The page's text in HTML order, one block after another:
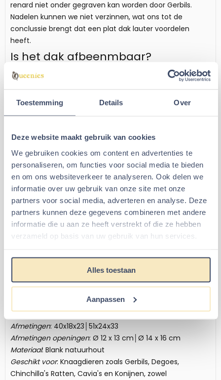
Toestemming Details Over
Deze website maakt gebruik van cookies
We gebruiken cookies om content en advertenties te
personaliseren, om functies voor social media te bieden
en om ons websiteverkeer te analyseren. Ook delen we
informatie over uw gebruik van onze site met onze
partners voor social media, adverteren en analyse. Deze
partners kunnen deze gegevens combineren met andere
informatie die u aan ze heeft verstrekt of die ze hebben
verzameld op basis van uw gebruik van hun services.
Alles toestaan
Aanpassen
renard niet onder gegraven kan worden door Gerbils.
Nadelen kunnen we niet verzinnen, wat ons tot de
conclussie brengt dat een plat dak lauter voordelen
heeft.
Is het dak afbeenmbaar?
Ook huisje Bent heeft een afneembaar dak die er
anders als het huisje volledig demontabel is natuurlijk. Het
of alles daar binnen nog goed gaat. In onze Gerbilfokkerij
controleren of de geboren pups nog in goede gezondheid
verkeren. Bij andere huisjes die geen afneembaar dak
hebben zal het hele huisje opgetild moeten worden. Dit
zorgt dan voor de nodige stress.
Wanneer u helemaal geen dieren fokt is het ook erg leuk
om een huisje te hebben met een afneembaar dak.
Want ook dan kunt u even stiekem koekeloeren als u
maar ook om te zien hoe een prachtig mooi nest
Knaagdieren kunnen maken voor zichzelf. Dat moet je
echt ooit gezien hebben in je leven.!
Specificaties Spijkervrij Knaagdier Huis
Holm
Afmetingen: 40x18x23│51x24x33
Afmetingen openingen: Ø 12 x 13 cm│Ø 14 x 16 cm
Materiaal: Blank natuurhout
Geschikt voor: Knaagdieren zoals Gerbils, Degoes,
Chinchilla's Ratten, Cavia's en Konijnen, zowel